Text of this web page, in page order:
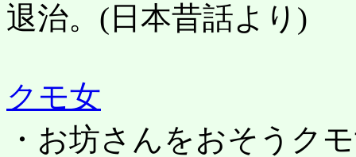
退治。 (日本昔話より)
クモ女
・お坊さんをおそうク